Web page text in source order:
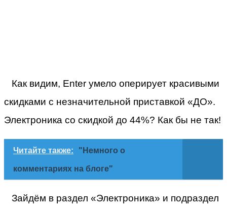
Как видим, Enter умело оперирует красивыми
скидками с незначительной приставкой «ДО».
Электроника со скидкой до 44%? Как бы не так!
Читайте также: "Немного о
комментариях на блоге"
Зайдём в раздел «Электроника» и подраздел